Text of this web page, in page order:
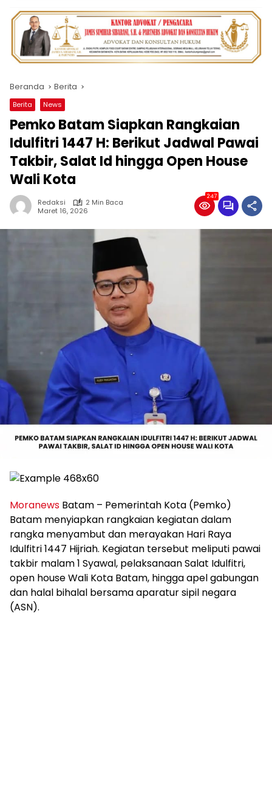
Beranda Berita
Berita News
Pemko Batam Siapkan Rangkaian
Idulfitri 1447 H: Berikut Jadwal Pawai
Takbir, Salat Id hingga Open House
Wali Kota
Redaksi
2 Min Baca
Maret 16, 2026
247
Moranews Batam – Pemerintah Kota (Pemko)
Batam menyiapkan rangkaian kegiatan dalam
rangka menyambut dan merayakan Hari Raya
Idulfitri 1447 Hijriah. Kegiatan tersebut meliputi pawai
takbir malam 1 Syawal, pelaksanaan Salat Idulfitri,
open house Wali Kota Batam, hingga apel gabungan
dan halal bihalal bersama aparatur sipil negara
(ASN).